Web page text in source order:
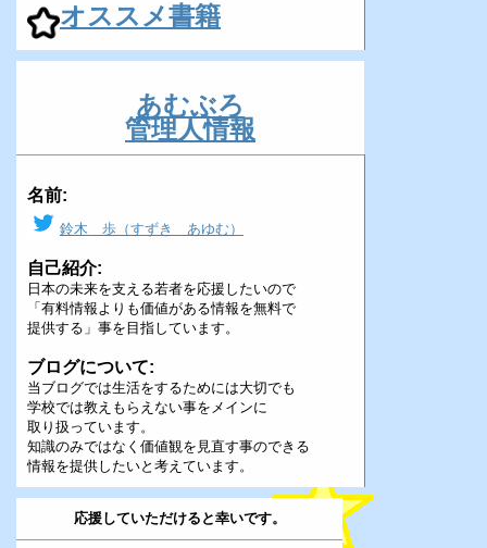
オススメ書籍
あむぶろ
管理人情報
名前:
鈴木 歩（すずき あゆむ）
自己紹介:
日本の未来を支える若者を応援したいので
「有料情報よりも価値がある情報を無料で
提供する」事を目指しています。
ブログについて:
当ブログでは生活をするためには大切でも
学校では教えもらえない事をメインに
取り扱っています。
知識のみではなく価値観を見直す事のできる
情報を提供したいと考えています。
応援していただけると幸いです。